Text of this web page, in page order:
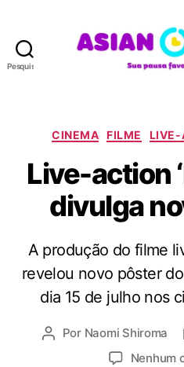
Pesquisar
A
B
E
A
C
t
g
o
i
a
CINEMA FILME LIVE-
Live-action
divulga
A produção do filme
revelou novo pôster
dia 15 de julho nos
A Por Naomi Shiroma
Nenhum